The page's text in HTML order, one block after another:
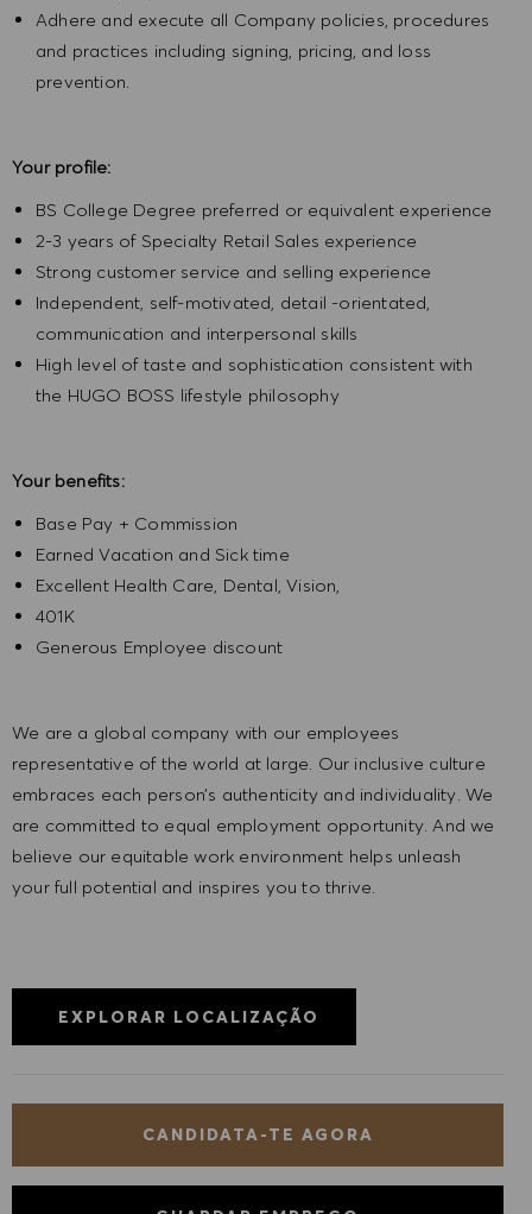
Adhere and execute all Company policies, procedures
and practices including signing, pricing, and loss
prevention.
Your profile:
BS College Degree preferred or equivalent experience
2-3 years of Specialty Retail Sales experience
Strong customer service and selling experience
Independent, self-motivated, detail -orientated,
communication and interpersonal skills
High level of taste and sophistication consistent with
the HUGO BOSS lifestyle philosophy
Your benefits:
Base Pay + Commission
Earned Vacation and Sick time
Excellent Health Care, Dental, Vision,
401K
Generous Employee discount
We are a global company with our employees
representative of the world at large. Our inclusive culture
embraces each person’s authenticity and individuality. We
are committed to equal employment opportunity. And we
believe our equitable work environment helps unleash
your full potential and inspires you to thrive.
EXPLORAR LOCALIZAÇÃO
CANDIDATA-TE AGORA